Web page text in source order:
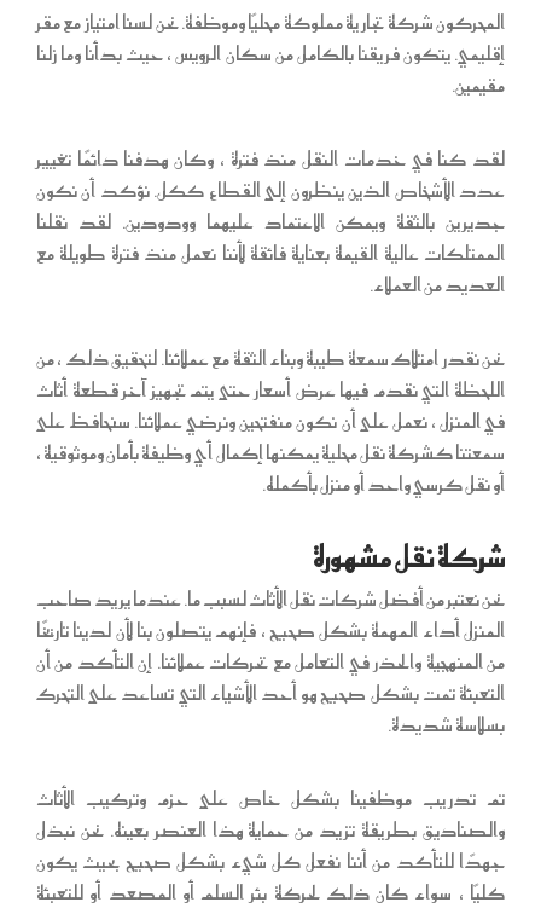
المحركون شركة تجارية مملوكة محليًا وموظفة. نحن لسنا امتياز مع مقر
إقليمي. يتكون فريقنا بالكامل من سكان الرويس ، حيث بدأنا وما زلنا
مقيمين.
لقد كنا في خدمات النقل منذ فترة ، وكان هدفنا دائمًا تغيير
عدد الأشخاص الذين ينظرون إلى القطاع ككل. نؤكد أن نكون
جديرين بالثقة ويمكن الاعتماد عليهما وودودين. لقد نقلنا
الممتلكات عالية القيمة بعناية فائقة لأننا نعمل منذ فترة طويلة مع
العديد من العملاء.
نحن نقدر امتلاك سمعة طيبة وبناء الثقة مع عملائنا. لتحقيق ذلك ، من
اللحظة التي نقدم فيها عرض أسعار حتى يتم تجهيز آخر قطعة أثاث
في المنزل ، نعمل على أن نكون منفتحين ونرضي عملائنا. سنحافظ على
سمعتنا كشركة نقل محلية يمكنها إكمال أي وظيفة بأمان وموثوقية ،
أو نقل كرسي واحد أو منزل بأكمله.
شركة نقل مشهورة
نحن نعتبر من أفضل شركات نقل الأثاث لسبب ما. عندما يريد صاحب
المنزل أداء المهمة بشكل صحيح ، فإنهم يتصلون بنا لأن لدينا تاريخًا
من المنهجية والحذر في التعامل مع تحركات عملائنا. إن التأكد من أن
التعبئة تمت بشكل صحيح هو أحد الأشياء التي تساعد على التحرك
بسلاسة شديدة.
تم تدريب موظفينا بشكل خاص على حزم وتركيب الأثاث
والصناديق بطريقة تزيد من حماية هذا العنصر بعينه. نحن نبذل
جهدًا للتأكد من أننا نفعل كل شيء بشكل صحيح بحيث يكون
كليًا ، سواء كان ذلك لحركة بئر السلم أو المصعد أو للتعبئة